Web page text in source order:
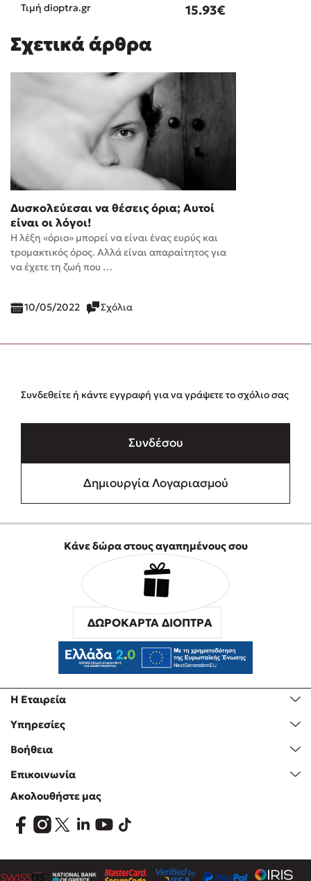
Τιμή dioptra.gr 15.93€
Σχετικά άρθρα
Δυσκολεύεσαι να θέσεις όρια; Αυτοί
είναι οι λόγοι!
Η λέξη «όριο» μπορεί να είναι ένας ευρύς και
τρομακτικός όρος. Αλλά είναι απαραίτητος για
να έχετε τη ζωή που …
10/05/2022 Σχόλια
Συνδεθείτε ή κάντε εγγραφή για να γράψετε το σχόλιο σας
Συνδέσου
Δημιουργία Λογαριασμού
Η Εταιρεία
Υπηρεσίες
Βοήθεια
Επικοινωνία
Κάνε δώρα στους αγαπημένους σου
ΔΩΡΟΚΑΡΤΑ ΔΙΟΠΤΡΑ
Ακολουθήστε μας